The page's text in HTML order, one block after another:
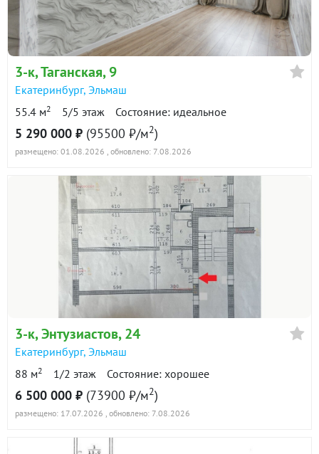
в продаже 73900 ₽/м²
Показать всю историю: 12 предложений →
3-к, Таганская, 9
Екатеринбург, Эльмаш
55.4 м2 5/5 этаж Состояние: идеальное
5 290 000 ₽ (95500 ₽/м2)
размещено: 01.08.2026 , обновлено: 7.08.2026
3-к, Энтузиастов, 24
Екатеринбург, Эльмаш
88 м2 1/2 этаж Состояние: хорошее
6 500 000 ₽ (73900 ₽/м2)
размещено: 17.07.2026 , обновлено: 7.08.2026